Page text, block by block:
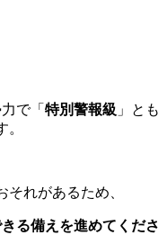
で「 特別警報級 」とも
れがあるため、
る備えを進めてくださ